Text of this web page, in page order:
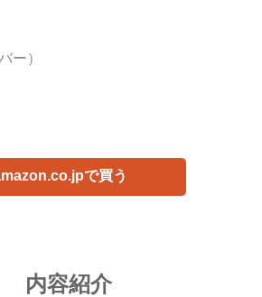
ー）
で買う
内容紹介